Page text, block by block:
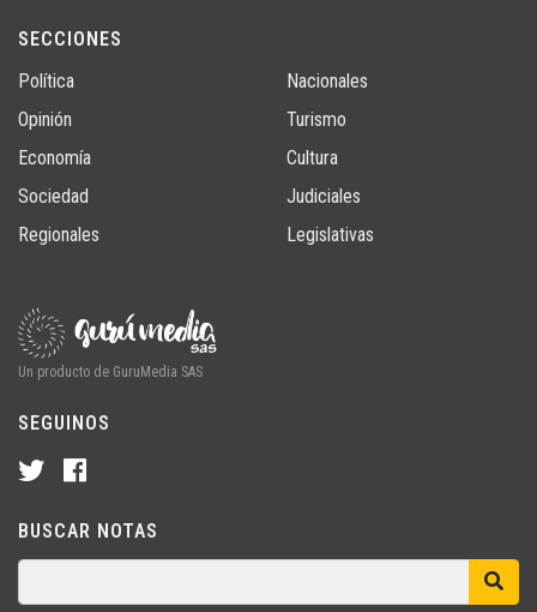
SECCIONES
Política
Opinión
Economía
Sociedad
Regionales
Nacionales
Turismo
Cultura
Judiciales
Legislativas
Un producto de GuruMedia SAS
SEGUINOS
BUSCAR NOTAS